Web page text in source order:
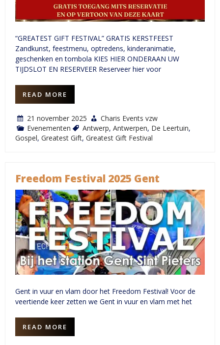
“GREATEST GIFT FESTIVAL” GRATIS KERSTFEEST
Zandkunst, feestmenu, optredens, kinderanimatie,
geschenken en tombola KIES HIER ONDERAAN UW
TIJDSLOT EN RESERVEER Reserveer hier voor
READ MORE
21 november 2025
Charis Events vzw
Evenementen
Antwerp, Antwerpen, De Leertuin,
Gospel, Greatest Gift, Greatest Gift Festival
Freedom Festival 2025 Gent
Gent in vuur en vlam door het Freedom Festival! Voor de
veertiende keer zetten we Gent in vuur en vlam met het
READ MORE